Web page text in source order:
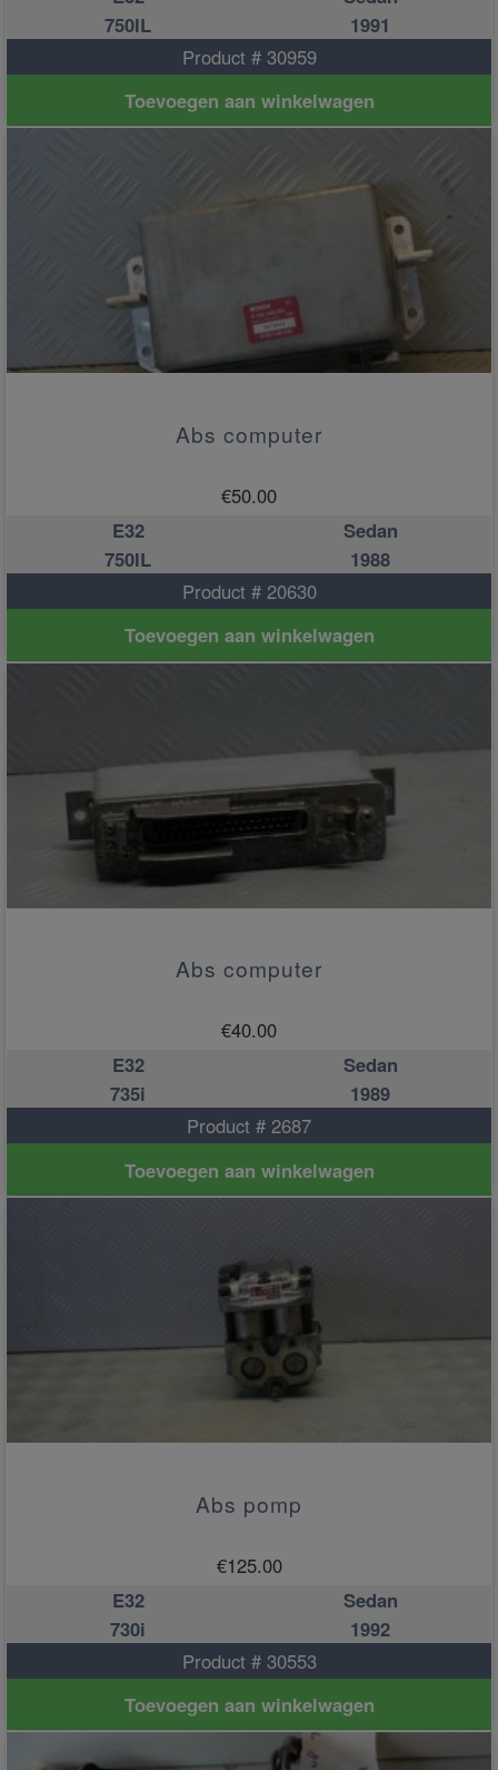
750IL
1991
Product # 30959
Toevoegen aan winkelwagen
Abs computer
€50.00
E32
Sedan
750IL
1988
Product # 20630
Toevoegen aan winkelwagen
Abs computer
€40.00
E32
Sedan
735i
1989
Product # 2687
Toevoegen aan winkelwagen
Abs pomp
€125.00
E32
Sedan
730i
1992
Product # 30553
Toevoegen aan winkelwagen